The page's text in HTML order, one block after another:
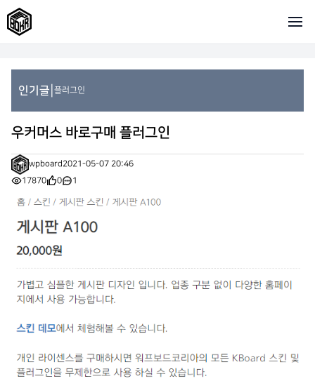
인기글 플러그인
우커머스 바로구매 플러그인
wpboard2021-05-07 20:46
17870
0 1